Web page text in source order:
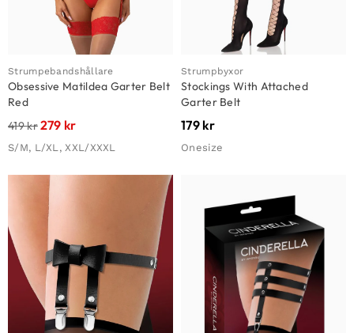
Strumpebandshållare
Obsessive Matildea Garter Belt
Red
419kr279 kr
S/M, L/XL, XXL/XXXL
Strumpbyxor
Stockings With Attached
Garter Belt
179 kr
Onesize